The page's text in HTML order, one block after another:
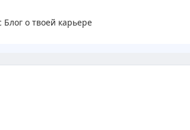
Блог о твоей карьере